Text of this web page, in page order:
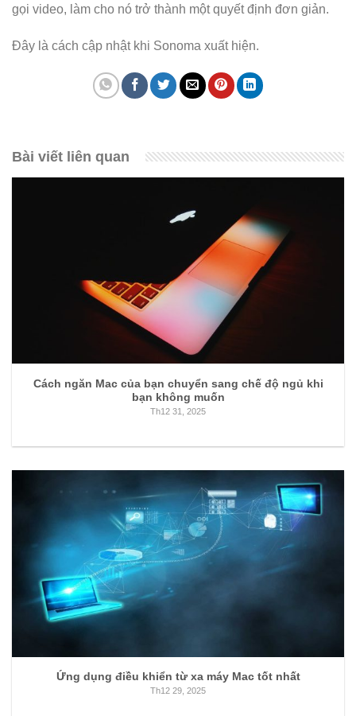
gọi video, làm cho nó trở thành một quyết định đơn giản.
Đây là cách cập nhật khi Sonoma xuất hiện.
Bài viết liên quan
Cách ngăn Mac của bạn chuyển sang chế độ ngủ khi
bạn không muốn
Th12 31, 2025
Ứng dụng điều khiển từ xa máy Mac tốt nhất
Th12 29, 2025